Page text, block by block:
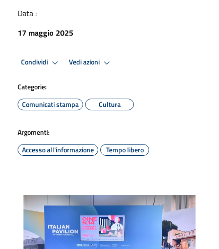
Data :
17 maggio 2025
Condividi Vedi azioni
Categorie:
Comunicati stampa
Cultura
Argomenti:
Accesso all'informazione
Tempo libero